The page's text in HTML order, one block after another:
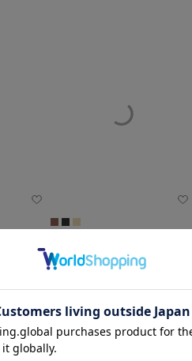
タニテ
使える】 ピース マタニティ・授乳服 【出
産後も長く使える】
1件
￥6,990税込
お気に入り商品を確認する